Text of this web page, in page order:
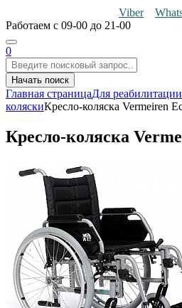
Viber
Работаем с 09-00 до 21-00
0
Начать поиск
Главная страницаДля реабилитации
коляскиКресло-коляска Vermeiren
Кресло-коляска